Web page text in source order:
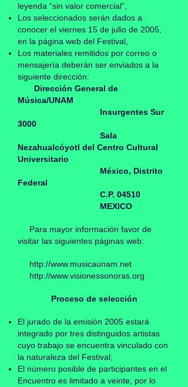
leyenda “sin valor comercial”,
Los seleccionados serán dados a
conocer el viernes 15 de julio de 2005,
en la página web del Festival,
Los materiales remitidos por correo o
mensajería deberán ser enviados a la
siguiente dirección:
Dirección General de
Música/UNAM
Insurgentes Sur
3000
Sala
Nezahualcóyotl del Centro Cultural
Universitario
México, Distrito
Federal
C.P. 04510
MEXICO
Para mayor información favor de
visitar las siguientes páginas web:
http://www.musicaunam.net
http://www.visionessonoras.org
Proceso de selección
El jurado de la emisión 2005 estará
integrado por tres distinguidos artistas
cuyo trabajo se encuentra vinculado con
la naturaleza del Festival;
El número posible de participantes en el
Encuentro es limitado a veinte, por lo